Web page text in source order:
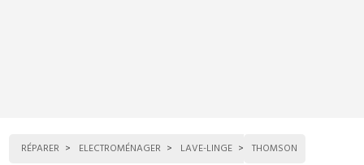
RÉPARER ELECTROMÉNAGER LAVE-LINGE THOMSON